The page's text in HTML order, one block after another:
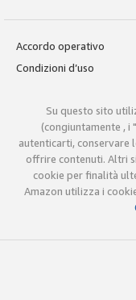
Accordo operativo
Condizioni d’uso
Su questo sito
(congiuntamente ,
autenticarti, conservare
offrire contenuti. Altri
cookie per finalità
Amazon utilizza i